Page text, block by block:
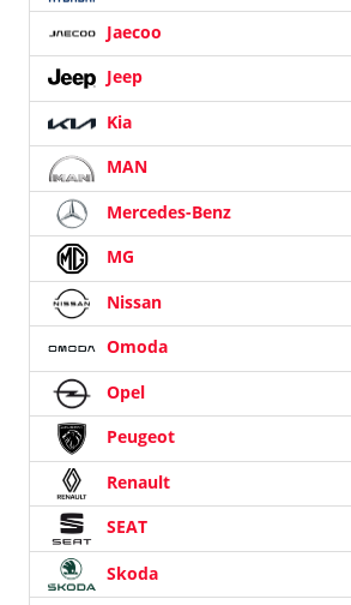
Jaecoo
Jeep
Kia
MAN
Mercedes-Benz
MG
Nissan
Omoda
Opel
Peugeot
Renault
SEAT
Skoda